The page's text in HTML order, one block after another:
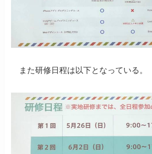
また研修日程は以下となっている。